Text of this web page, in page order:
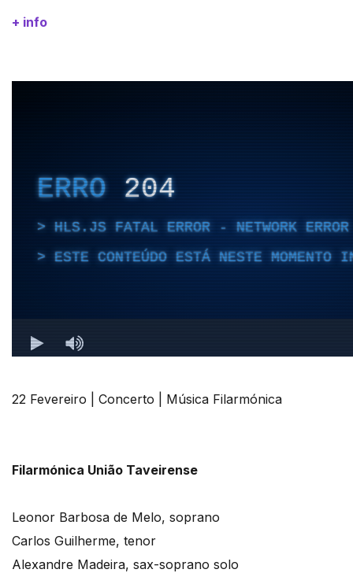
+ info
22 Fevereiro | Concerto | Música Filarmónica
Filarmónica União Taveirense
Leonor Barbosa de Melo, soprano
Carlos Guilherme, tenor
Alexandre Madeira, sax-soprano solo